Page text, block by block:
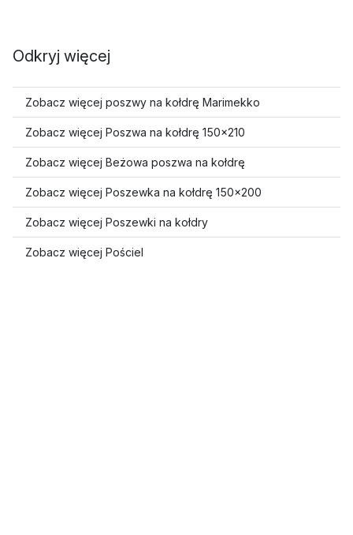
Odkryj więcej
Zobacz więcej poszwy na kołdrę Marimekko
Zobacz więcej Poszwa na kołdrę 150x210
Zobacz więcej Beżowa poszwa na kołdrę
Zobacz więcej Poszewka na kołdrę 150x200
Zobacz więcej Poszewki na kołdry
Zobacz więcej Pościel